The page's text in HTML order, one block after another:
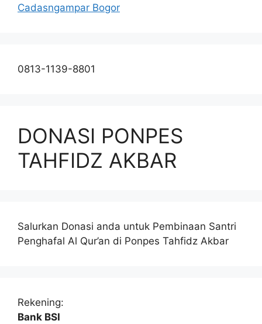
Cadasngampar Bogor
0813-1139-8801
DONASI PONPES
TAHFIDZ AKBAR
Salurkan Donasi anda untuk Pembinaan Santri
Penghafal Al Qur’an di Ponpes Tahfidz Akbar
Rekening:
Bank BSI